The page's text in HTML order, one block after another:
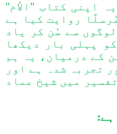
اپنی کتاب ''الاُم''
روایت کیا ہے
سے سُن کر یاد
پہلی بار دیکھا
کے درمیان، یہ ہم
تجربہ شدہ ہے اور
میں شیخ عماد
ہے: